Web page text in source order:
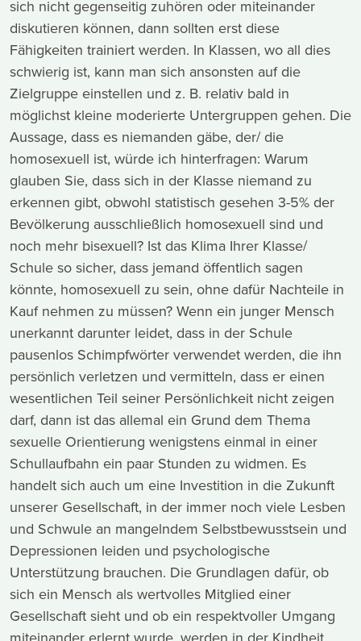
sich nicht gegenseitig zuhören oder miteinander
diskutieren können, dann sollten erst diese
Fähigkeiten trainiert werden. In Klassen, wo all dies
schwierig ist, kann man sich ansonsten auf die
Zielgruppe einstellen und z. B. relativ bald in
möglichst kleine moderierte Untergruppen gehen. Die
Aussage, dass es niemanden gäbe, der/ die
homosexuell ist, würde ich hinterfragen: Warum
glauben Sie, dass sich in der Klasse niemand zu
erkennen gibt, obwohl statistisch gesehen 3-5% der
Bevölkerung ausschließlich homosexuell sind und
noch mehr bisexuell? Ist das Klima Ihrer Klasse/
Schule so sicher, dass jemand öffentlich sagen
könnte, homosexuell zu sein, ohne dafür Nachteile in
Kauf nehmen zu müssen? Wenn ein junger Mensch
unerkannt darunter leidet, dass in der Schule
pausenlos Schimpfwörter verwendet werden, die ihn
persönlich verletzen und vermitteln, dass er einen
wesentlichen Teil seiner Persönlichkeit nicht zeigen
darf, dann ist das allemal ein Grund dem Thema
sexuelle Orientierung wenigstens einmal in einer
Schullaufbahn ein paar Stunden zu widmen. Es
handelt sich auch um eine Investition in die Zukunft
unserer Gesellschaft, in der immer noch viele Lesben
und Schwule an mangelndem Selbstbewusstsein und
Depressionen leiden und psychologische
Unterstützung brauchen. Die Grundlagen dafür, ob
sich ein Mensch als wertvolles Mitglied einer
Gesellschaft sieht und ob ein respektvoller Umgang